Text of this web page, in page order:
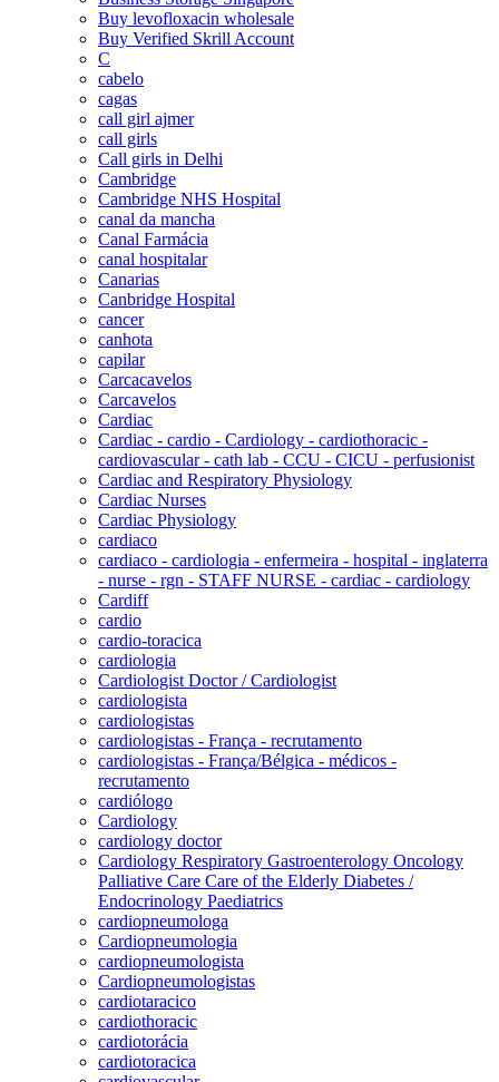
Buy levofloxacin wholesale
Buy Verified Skrill Account
C
cabelo
cagas
call girl ajmer
call girls
Call girls in Delhi
Cambridge
Cambridge NHS Hospital
canal da mancha
Canal Farmácia
canal hospitalar
Canarias
Canbridge Hospital
cancer
canhota
capilar
Carcacavelos
Carcavelos
Cardiac
Cardiac - cardio - Cardiology - cardiothoracic -
cardiovascular - cath lab - CCU - CICU - perfusionist
Cardiac and Respiratory Physiology
Cardiac Nurses
Cardiac Physiology
cardiaco
cardiaco - cardiologia - enfermeira - hospital - inglaterra
- nurse - rgn - STAFF NURSE - cardiac - cardiology
Cardiff
cardio
cardio-toracica
cardiologia
Cardiologist Doctor / Cardiologist
cardiologista
cardiologistas
cardiologistas - França - recrutamento
cardiologistas - França/Bélgica - médicos -
recrutamento
cardiólogo
Cardiology
cardiology doctor
Cardiology Respiratory Gastroenterology Oncology
Palliative Care Care of the Elderly Diabetes /
Endocrinology Paediatrics
cardiopneumologa
Cardiopneumologia
cardiopneumologista
Cardiopneumologistas
cardiotaracico
cardiothoracic
cardiotorácia
cardiotoracica